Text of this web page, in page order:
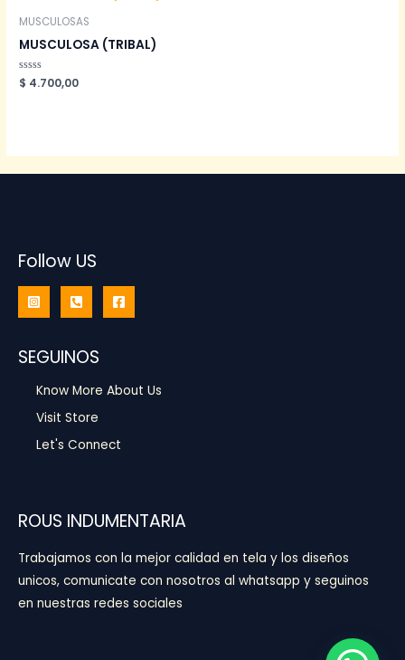
MUSCULOSAS
MUSCULOSA (TRIBAL)
Valorado
en
$ 4.700,00
Follow US
SEGUINOS
Know More About Us
Visit Store
Let's Connect
ROUS INDUMENTARIA
Trabajamos con la mejor calidad en tela y los diseños
unicos, comunicate con nosotros al whatsapp y seguinos
en nuestras redes sociales